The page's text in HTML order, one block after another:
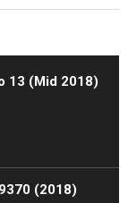
13 (Mid 2018)
(2018)